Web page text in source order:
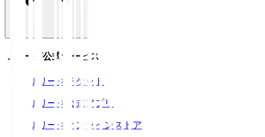
Ｊリーグ公式サービス
Ｊリーグチケット
Ｊリーグ公式アプリ
Ｊリーグオンラインストア